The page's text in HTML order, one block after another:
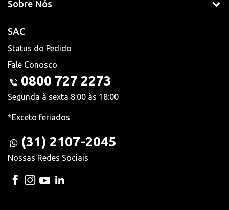
Sobre Nós
SAC
Status do Pedido
Fale Conosco
0800 727 2273
Segunda à sexta 8:00 às 18:00
*Exceto feriados
(31) 2107-2045
Nossas Redes Sociais